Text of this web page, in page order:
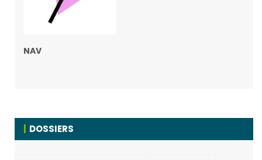
NAV
DOSSIERS